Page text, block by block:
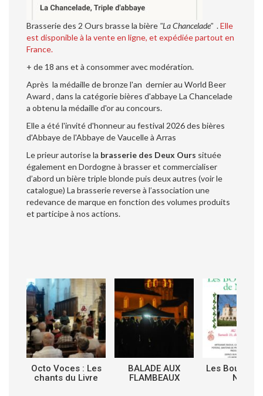
Brasserie des 2 Ours brasse la bière "La Chancelade" .Elle
est disponible à la vente en ligne, et expédiée partout en
France.
+ de 18 ans et à consommer avec modération.
Après la médaille de bronze l'an dernier au World Beer
Award , dans la catégorie bières d'abbaye La Chancelade
a obtenu la médaille d'or au concours.
Elle a été l'invité d'honneur au festival 2026 des bières
d'Abbaye de l'Abbaye de Vaucelle à Arras
Le prieur autorise la brasserie des Deux Ours située
également en Dordogne à brasser et commercialiser
d’abord un bière triple blonde puis deux autres (voir le
catalogue) La brasserie reverse à l’association une
redevance de marque en fonction des volumes produits
et participe à nos actions.
Octo Voces : Les
chants du Livre
BALADE AUX
FLAMBEAUX
Les
Noël